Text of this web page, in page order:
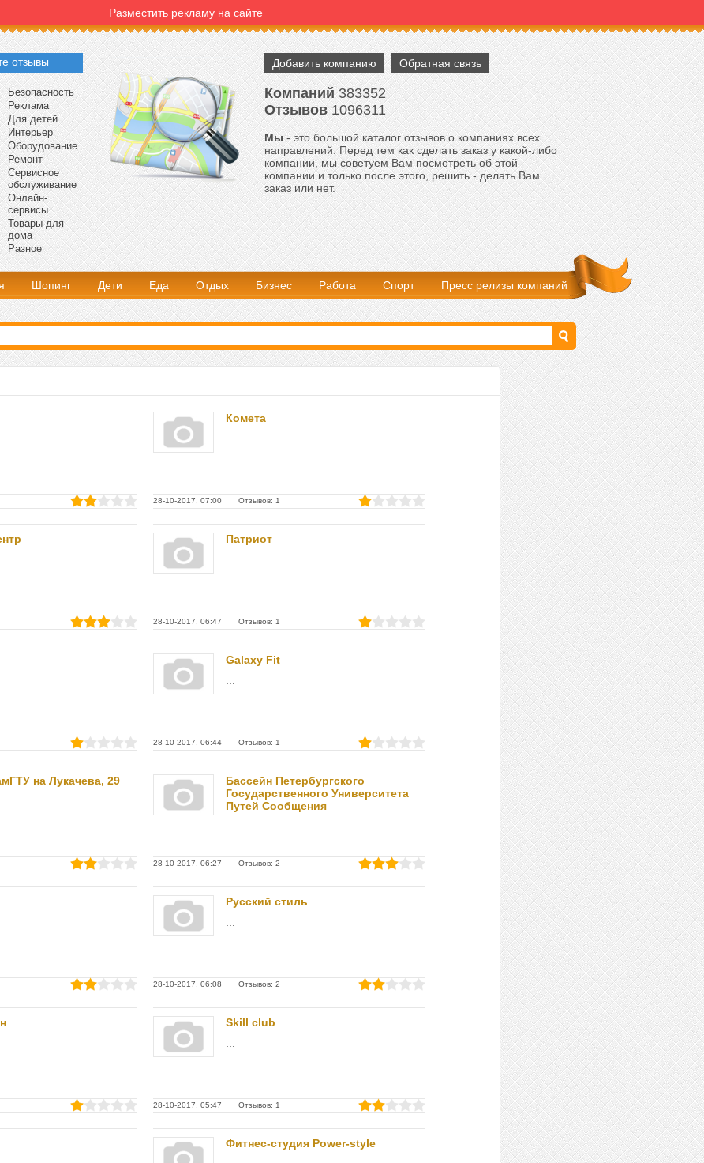
Разместить рекламу на сайте
отзывы
Безопасность
Реклама
Для детей
Интерьер
Оборудование
Ремонт
Сервисное
обслуживание
Онлайн-
сервисы
Товары для
дома
Разное
Добавить компанию Обратная связь
Компаний383352
Отзывов1096311
Мы- это большой каталог отзывов о компаниях всех
направлений. Перед тем как сделать заказ у какой-либо
компании, мы советуем Вам посмотреть об этой
компании и только после этого, решить - делать Вам
заказ или нет.
Шопинг Дети Еда Отдых Бизнес Работа Спорт Пресс релизы компаний
Комета
28-10-2017, 07:00 Отзывов: 1
Патриот
28-10-2017, 06:47 Отзывов: 1
Galaxy Fit
28-10-2017, 06:44 Отзывов: 1
на Лукачева, 29
Бассейн Петербургского
Государственного Университета
Путей Сообщения
28-10-2017, 06:27 Отзывов: 2
Русский стиль
28-10-2017, 06:08 Отзывов: 2
Skill club
28-10-2017, 05:47 Отзывов: 1
Фитнес-студия Power-style